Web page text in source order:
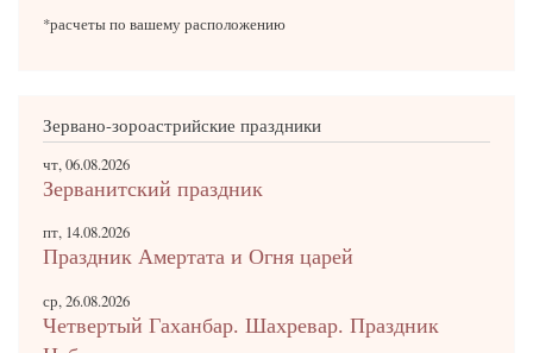
*расчеты по вашему расположению
Зервано-зороастрийские праздники
чт, 06.08.2026
Зерванитский праздник
пт, 14.08.2026
Праздник Амертата и Огня царей
ср, 26.08.2026
Четвертый Гаханбар. Шахревар. Праздник